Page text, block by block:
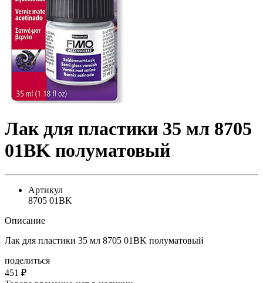
Лак для пластики 35 мл 8705
01BK полуматовый
Артикул
8705 01BK
Описание
Лак для пластики 35 мл 8705 01BK полуматовый
поделиться
451 ₽